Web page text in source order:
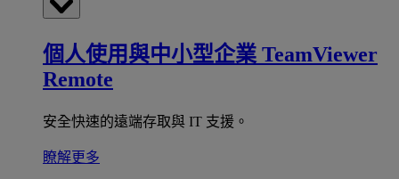
個人使用與中小型企業 TeamViewer
Remote
安全快速的遠端存取與 IT 支援。
瞭解更多